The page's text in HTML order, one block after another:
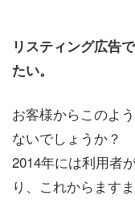
お問い合わせ
リスティング広告
たい。
お客様からこのよ
ないでしょうか？
2014年には利用者
り、これからます